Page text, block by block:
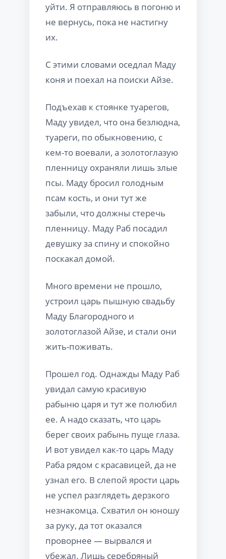
уйти. Я отправляюсь в погоню и
не вернусь, пока не настигну
их.
С этими словами оседлал Маду
коня и поехал на поиски Айзе.
Подъехав к стоянке туарегов,
Маду увидел, что она безлюдна,
туареги, по обыкновению, с
кем-то воевали, а золотоглазую
пленницу охраняли лишь злые
псы. Маду бросил голодным
псам кость, и они тут же
забыли, что должны стеречь
пленницу. Маду Раб посадил
девушку за спину и спокойно
поскакал домой.
Много времени не прошло,
устроил царь пышную свадьбу
Маду Благородного и
золотоглазой Айзе, и стали они
жить-поживать.
Прошел год. Однажды Маду Раб
увидал самую красивую
рабыню царя и тут же полюбил
ее. А надо сказать, что царь
берег своих рабынь пуще глаза.
И вот увидел как-то царь Маду
Раба рядом с красавицей, да не
узнал его. В слепой ярости царь
не успел разглядеть дерзкого
незнакомца. Схватил он юношу
за руку, да тот оказался
проворнее — вырвался и
убежал. Лишь серебряный